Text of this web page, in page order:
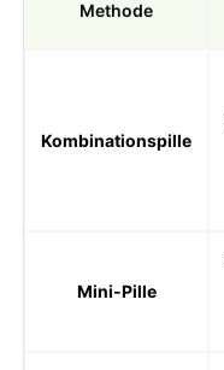
Methode
Kombinationspille
Mini-Pille